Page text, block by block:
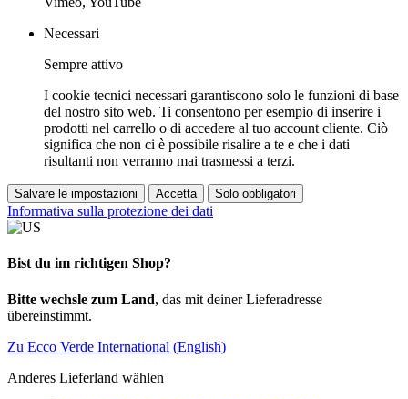
Necessari
Sempre attivo
I cookie tecnici necessari garantiscono solo le funzioni di base
del nostro sito web. Ti consentono per esempio di inserire i
prodotti nel carrello o di accedere al tuo account cliente. Ciò
significa che non ci è possibile risalire a te e che i dati
risultanti non verranno mai trasmessi a terzi.
Salvare le impostazioni Accetta Solo obbligatori
Informativa sulla protezione dei dati
Bist du im richtigen Shop?
Bitte wechsle zum Land, das mit deiner Lieferadresse
übereinstimmt.
Zu Ecco Verde International (English)
Anderes Lieferland wählen